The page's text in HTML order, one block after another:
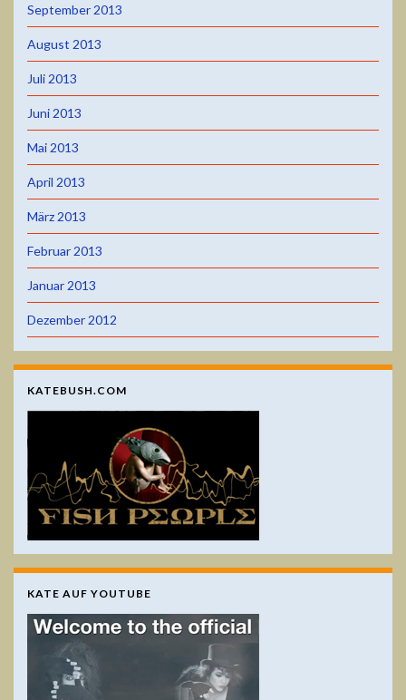
September 2013
August 2013
Juli 2013
Juni 2013
Mai 2013
April 2013
März 2013
Februar 2013
Januar 2013
Dezember 2012
KATEBUSH.COM
KATE AUF YOUTUBE